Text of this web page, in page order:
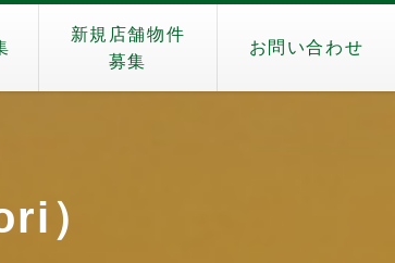
新規店舗物件
募集
お問い合わせ
）